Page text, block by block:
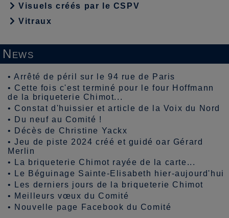
Visuels créés par le CSPV
Vitraux
News
•Arrêté de péril sur le 94 rue de Paris
• Cette fois c'est terminé pour le four Hoffmann
de la briqueterie Chimot...
• Constat d'huissier et article de la Voix du Nord
•
Du neuf au Comité !
•
Décès de Christine Yackx
•Jeu de piste 2024 créé et guidé oar Gérard
Merlin
•
La briqueterie Chimot rayée de la carte...
•
Le Béguinage Sainte-Elisabeth hier-aujourd'hui
•
Les derniers jours de la briqueterie Chimot
• Meilleurs vœux du Comité
• Nouvelle page Facebook du Comité